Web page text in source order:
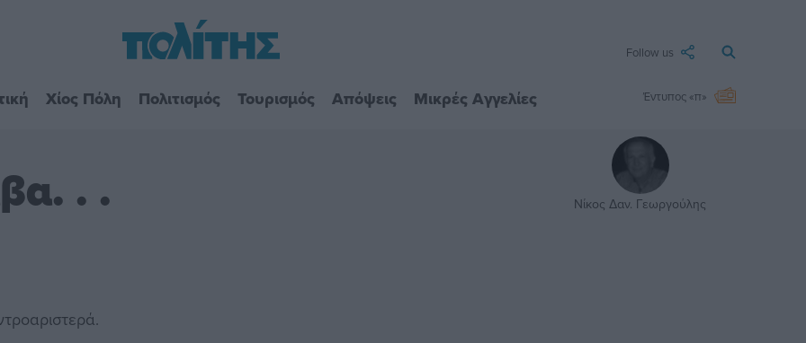
Follow us
Χίος Πόλη Πολιτισμός Τουρισμός Απόψεις Μικρές Αγγελίες Έντυπος «π»
. . Νίκος Δαν. Γεωργούλης